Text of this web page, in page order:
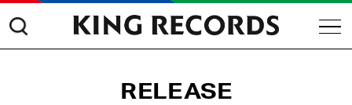
RELEASE